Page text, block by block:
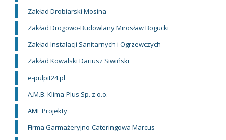
Zakład Drobiarski Mosina
Zakład Drogowo-Budowlany Mirosław Bogucki
Zakład Instalacji Sanitarnych i Ogrzewczych
Zakład Kowalski Dariusz Siwiński
e-pulpit24.pl
A.M.B. Klima-Plus Sp. z o.o.
AML Projekty
Firma Garmażeryjno-Cateringowa Marcus